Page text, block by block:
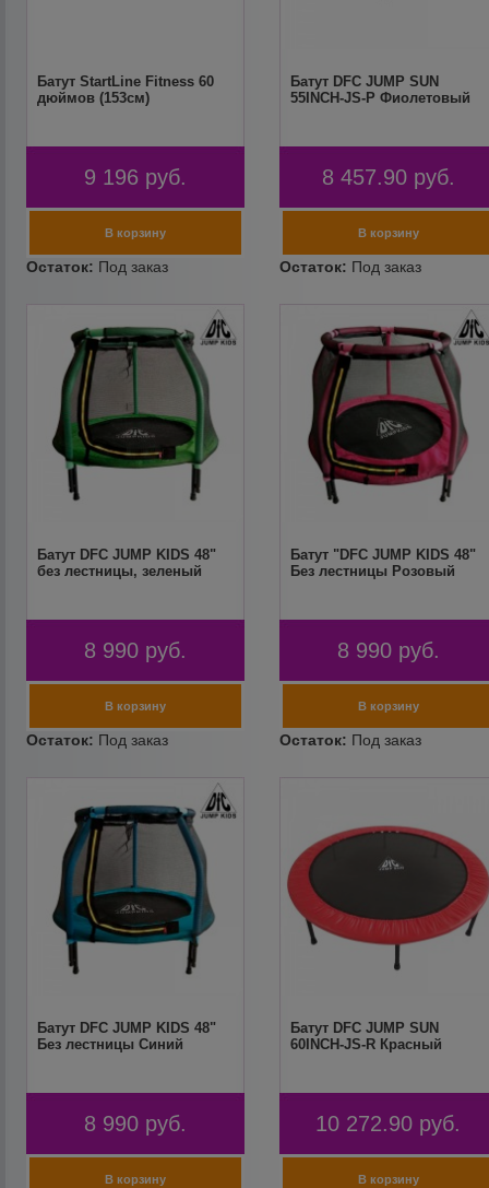
Батут StartLine Fitness 60
дюймов (153см)
9 196 руб.
Батут DFC JUMP SUN
55INCH-JS-P Фиолетовый
8 457.90 руб.
Батут DFC JUMP KIDS 48"
без лестницы, зеленый
8 990 руб.
Батут "DFC JUMP KIDS 48"
Без лестницы Розовый
8 990 руб.
Батут DFC JUMP KIDS 48"
Без лестницы Синий
8 990 руб.
Батут DFC JUMP SUN
60INCH-JS-R Красный
10 272.90 руб.